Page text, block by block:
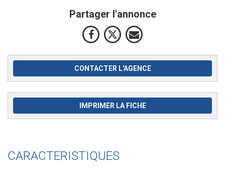
Partager l'annonce
CONTACTER L'AGENCE
IMPRIMER LA FICHE
CARACTERISTIQUES